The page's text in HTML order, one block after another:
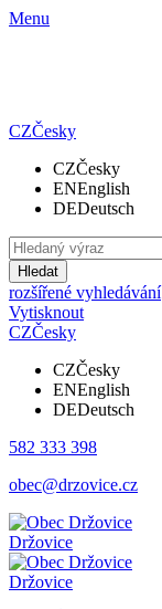
Menu
CZČesky
CZČesky
ENEnglish
DEDeutsch
Hledat
rozšířené vyhledávání
Vytisknout
CZČesky
CZČesky
ENEnglish
DEDeutsch
582 333 398
obec@drzovice.cz
Držovice
Držovice